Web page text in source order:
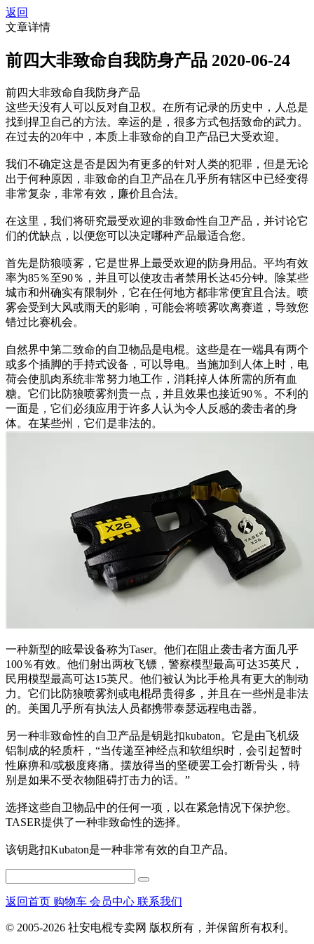
返回
文章详情
前四大非致命自我防身产品 2020-06-24
前四大非致命自我防身产品
这些天没有人可以反对自卫权。在所有记录的历史中，人总是
找到捍卫自己的方法。幸运的是，很多方式包括致命的武力。
在过去的20年中，本质上非致命的自卫产品已大受欢迎。
我们不确定这是否是因为有更多的针对人类的犯罪，但是无论
出于何种原因，非致命的自卫产品在几乎所有辖区中已经变得
非常复杂，非常有效，廉价且合法。
在这里，我们将研究最受欢迎的非致命性自卫产品，并讨论它
们的优缺点，以便您可以决定哪种产品最适合您。
首先是防狼喷雾，它是世界上最受欢迎的防身用品。平均有效
率为85％至90％，并且可以使攻击者禁用长达45分钟。除某些
城市和州确实有限制外，它在任何地方都非常便宜且合法。喷
雾会受到大风或雨天的影响，可能会将喷雾吹离赛道，导致您
错过比赛机会。
自然界中第二致命的自卫物品是电棍。这些是在一端具有两个
或多个插脚的手持式设备，可以导电。当施加到人体上时，电
荷会使肌肉系统非常努力地工作，消耗掉人体所需的所有血
糖。它们比防狼喷雾剂贵一点，并且效果也接近90％。不利的
一面是，它们必须应用于许多人认为令人反感的袭击者的身
体。在某些州，它们是非法的。
一种新型的眩晕设备称为Taser。他们在阻止袭击者方面几乎
100％有效。他们射出两枚飞镖，警察模型最高可达35英尺，
民用模型最高可达15英尺。他们被认为比手枪具有更大的制动
力。它们比防狼喷雾剂或电棍昂贵得多，并且在一些州是非法
的。美国几乎所有执法人员都携带泰瑟远程电击器。
另一种非致命性的自卫产品是钥匙扣kubaton。它是由飞机级
铝制成的轻质杆，“当传递至神经点和软组织时，会引起暂时
性麻痹和/或极度疼痛。摆放得当的坚硬罢工会打断骨头，特
别是如果不受衣物阻碍打击力的话。”
选择这些自卫物品中的任何一项，以在紧急情况下保护您。
TASER提供了一种非致命性的选择。
该钥匙扣Kubaton是一种非常有效的自卫产品。
返回首页 购物车 会员中心 联系我们
© 2005-2026 社安电棍专卖网 版权所有，并保留所有权利。